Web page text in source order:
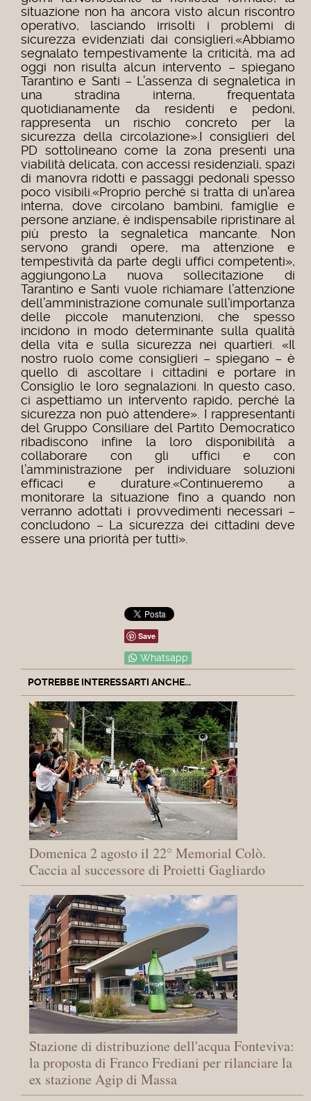
situazione non ha ancora visto alcun riscontro
operativo, lasciando irrisolti i problemi di
sicurezza evidenziati dai consiglieri.«Abbiamo
segnalato tempestivamente la criticità, ma ad
oggi non risulta alcun intervento – spiegano
Tarantino e Santi – L’assenza di segnaletica in
una stradina interna, frequentata
quotidianamente da residenti e pedoni,
rappresenta un rischio concreto per la
sicurezza della circolazione».I consiglieri del
PD sottolineano come la zona presenti una
viabilità delicata, con accessi residenziali, spazi
di manovra ridotti e passaggi pedonali spesso
poco visibili.«Proprio perché si tratta di un’area
interna, dove circolano bambini, famiglie e
persone anziane, è indispensabile ripristinare al
più presto la segnaletica mancante. Non
servono grandi opere, ma attenzione e
tempestività da parte degli uffici competenti»,
aggiungono.La nuova sollecitazione di
Tarantino e Santi vuole richiamare l’attenzione
dell’amministrazione comunale sull’importanza
delle piccole manutenzioni, che spesso
incidono in modo determinante sulla qualità
della vita e sulla sicurezza nei quartieri. «Il
nostro ruolo come consiglieri – spiegano – è
quello di ascoltare i cittadini e portare in
Consiglio le loro segnalazioni. In questo caso,
ci aspettiamo un intervento rapido, perché la
sicurezza non può attendere». I rappresentanti
del Gruppo Consiliare del Partito Democratico
ribadiscono infine la loro disponibilità a
collaborare con gli uffici e con
l’amministrazione per individuare soluzioni
efficaci e durature.«Continueremo a
monitorare la situazione fino a quando non
verranno adottati i provvedimenti necessari –
concludono – La sicurezza dei cittadini deve
essere una priorità per tutti».
Save
Whatsapp
POTREBBE INTERESSARTI ANCHE...
Domenica 2 agosto il 22° Memorial Colò.
Caccia al successore di Proietti Gagliardo
Stazione di distribuzione dell'acqua Fonteviva:
la proposta di Franco Frediani per rilanciare la
ex stazione Agip di Massa